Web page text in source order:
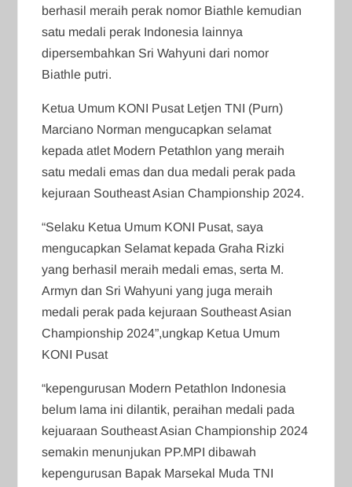
berhasil meraih perak nomor Biathle kemudian
satu medali perak Indonesia lainnya
dipersembahkan Sri Wahyuni dari nomor
Biathle putri.
Ketua Umum KONI Pusat Letjen TNI (Purn)
Marciano Norman mengucapkan selamat
kepada atlet Modern Petathlon yang meraih
satu medali emas dan dua medali perak pada
kejuraan Southeast Asian Championship 2024.
“Selaku Ketua Umum KONI Pusat, saya
mengucapkan Selamat kepada Graha Rizki
yang berhasil meraih medali emas, serta M.
Armyn dan Sri Wahyuni yang juga meraih
medali perak pada kejuraan Southeast Asian
Championship 2024”,ungkap Ketua Umum
KONI Pusat
“kepengurusan Modern Petathlon Indonesia
belum lama ini dilantik, peraihan medali pada
kejuaraan Southeast Asian Championship 2024
semakin menunjukan PP.MPI dibawah
kepengurusan Bapak Marsekal Muda TNI